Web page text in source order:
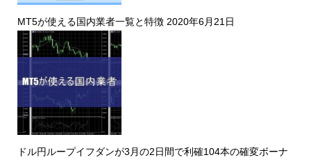
MT5が使える国内業者一覧と特徴2020年6月21日
ドル円ループイフダンが3月の2日間で利確104本の確変ボーナ